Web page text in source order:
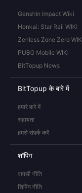
Genshin Impact Wiki
Honkai: Star Rail WIKI
Zenless Zone Zero
PUBG Mobile WIKI
BitTopup News
BitTopup के बारे में
हमारे बारे में
सहायता
हमसे संपर्क करें
शॉपिंग
वापसी नीति
शिपिंग नीति